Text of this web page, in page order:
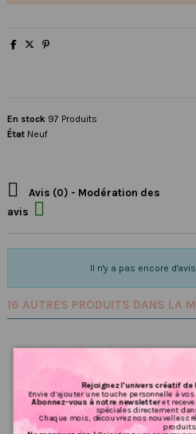
En stock 97 Produits
État Neuf

Avis (0) - Modération des
avis

Il n'y a pas encore
16 AUTRES PRODUITS DANS LA
Rejoignez l’univers créatif de
Envie d’ajouter une touche personnelle à
Abonnez-vous à notre newsletteret
spéciales directement
Chaque mois, découvrez nos nouvelles
produits.